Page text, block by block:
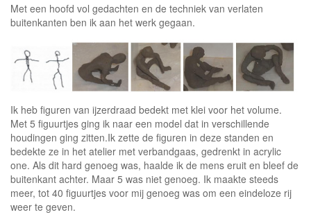
Met een hoofd vol gedachten en de techniek van verlaten
buitenkanten ben ik aan het werk gegaan.
Ik heb figuren van ijzerdraad bedekt met klei voor het volume.
Met 5 figuurtjes ging ik naar een model dat in verschillende
houdingen ging zitten.Ik zette de figuren in deze standen en
bedekte ze in het atelier met verbandgaas, gedrenkt in acrylic
one. Als dit hard genoeg was, haalde ik de mens eruit en bleef de
buitenkant achter. Maar 5 was niet genoeg. Ik maakte steeds
meer, tot 40 figuurtjes voor mij genoeg was om een eindeloze rij
weer te geven.